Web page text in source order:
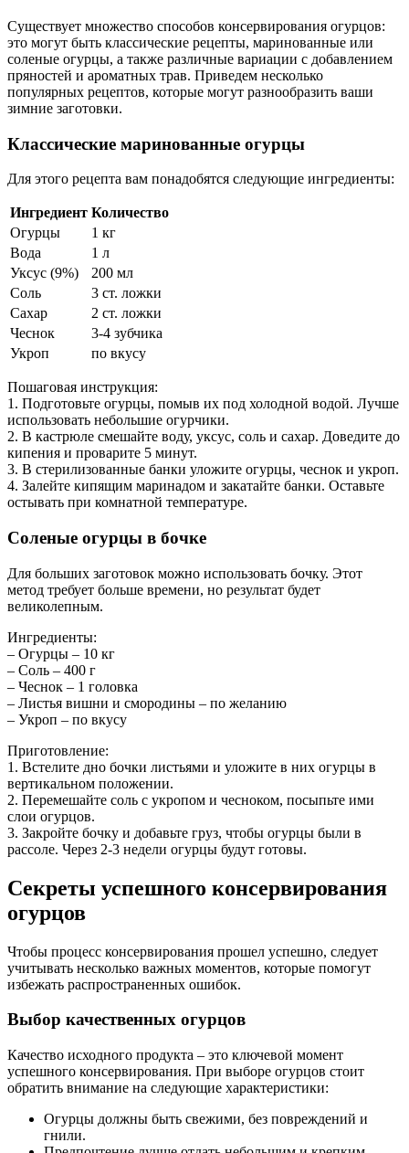
Существует множество способов консервирования огурцов:
это могут быть классические рецепты, маринованные или
соленые огурцы, а также различные вариации с добавлением
пряностей и ароматных трав. Приведем несколько
популярных рецептов, которые могут разнообразить ваши
зимние заготовки.
Классические маринованные огурцы
Для этого рецепта вам понадобятся следующие ингредиенты:
Ингредиент Количество
Огурцы
1 кг
Вода
1 л
Уксус (9%)
200 мл
Соль
3 ст. ложки
Сахар
2 ст. ложки
Чеснок
3-4 зубчика
Укроп
по вкусу
Пошаговая инструкция:
1. Подготовьте огурцы, помыв их под холодной водой. Лучше
использовать небольшие огурчики.
2. В кастрюле смешайте воду, уксус, соль и сахар. Доведите до
кипения и проварите 5 минут.
3. В стерилизованные банки уложите огурцы, чеснок и укроп.
4. Залейте кипящим маринадом и закатайте банки. Оставьте
остывать при комнатной температуре.
Соленые огурцы в бочке
Для больших заготовок можно использовать бочку. Этот
метод требует больше времени, но результат будет
великолепным.
Ингредиенты:
– Огурцы – 10 кг
– Соль – 400 г
– Чеснок – 1 головка
– Листья вишни и смородины – по желанию
– Укроп – по вкусу
Приготовление:
1. Встелите дно бочки листьями и уложите в них огурцы в
вертикальном положении.
2. Перемешайте соль с укропом и чесноком, посыпьте ими
слои огурцов.
3. Закройте бочку и добавьте груз, чтобы огурцы были в
рассоле. Через 2-3 недели огурцы будут готовы.
Секреты успешного консервирования
огурцов
Чтобы процесс консервирования прошел успешно, следует
учитывать несколько важных моментов, которые помогут
избежать распространенных ошибок.
Выбор качественных огурцов
Качество исходного продукта – это ключевой момент
успешного консервирования. При выборе огурцов стоит
обратить внимание на следующие характеристики:
Огурцы должны быть свежими, без повреждений и
гнили.